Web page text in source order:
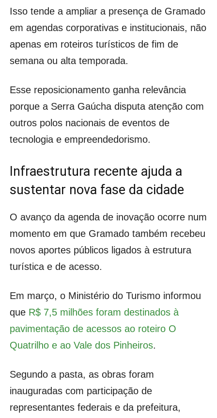
Isso tende a ampliar a presença de Gramado
em agendas corporativas e institucionais, não
apenas em roteiros turísticos de fim de
semana ou alta temporada.
Esse reposicionamento ganha relevância
porque a Serra Gaúcha disputa atenção com
outros polos nacionais de eventos de
tecnologia e empreendedorismo.
Infraestrutura recente ajuda a
sustentar nova fase da cidade
O avanço da agenda de inovação ocorre num
momento em que Gramado também recebeu
novos aportes públicos ligados à estrutura
turística e de acesso.
Em março, o Ministério do Turismo informou
que R$ 7,5 milhões foram destinados à
pavimentação de acessos ao roteiro O
Quatrilho e ao Vale dos Pinheiros.
Segundo a pasta, as obras foram
inauguradas com participação de
representantes federais e da prefeitura,